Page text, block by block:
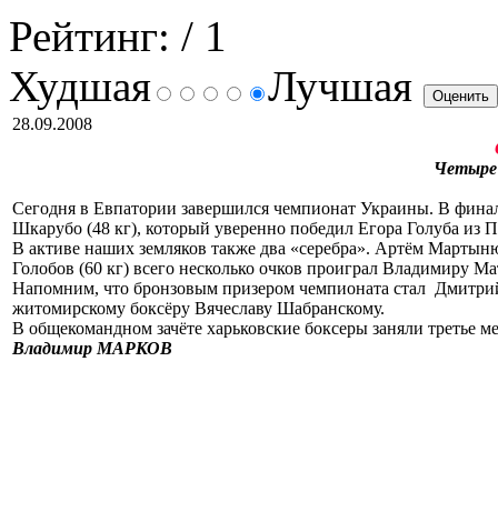
Рейтинг: / 1
Худшая
Лучшая
28.09.2008
Четыре
Сегодня в Евпатории завершился чемпионат Украины. В
Шкарубо (48 кг), который уверенно победил Егора Голуба из
В активе наших земляков также два «серебра». Артём
Голобов (60 кг) всего несколько очков проиграл Владимиру
Напомним, что бронзовым призером чемпионата стал
житомирскому боксёру Вячеславу Шабранскому.
В общекомандном зачёте харьковские боксеры заняли третье
Владимир МАРКОВ